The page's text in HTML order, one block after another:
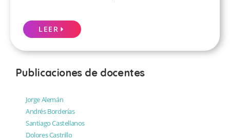
LEER
Publicaciones de docentes
Jorge Alemán
Andrés Borderías
Santiago Castellanos
Dolores Castrillo